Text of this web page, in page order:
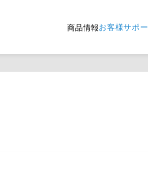
商品情報お客様サポ